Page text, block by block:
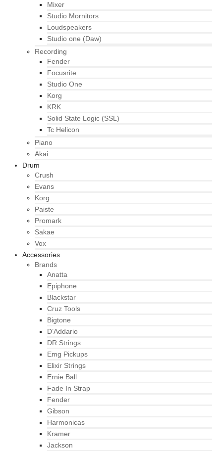
Mixer
Studio Mornitors
Loudspeakers
Studio one (Daw)
Recording
Fender
Focusrite
Studio One
Korg
KRK
Solid State Logic (SSL)
Tc Helicon
Piano
Akai
Drum
Crush
Evans
Korg
Paiste
Promark
Sakae
Vox
Accessories
Brands
Anatta
Epiphone
Blackstar
Cruz Tools
Bigtone
D’Addario
DR Strings
Emg Pickups
Elixir Strings
Ernie Ball
Fade In Strap
Fender
Gibson
Harmonicas
Kramer
Jackson